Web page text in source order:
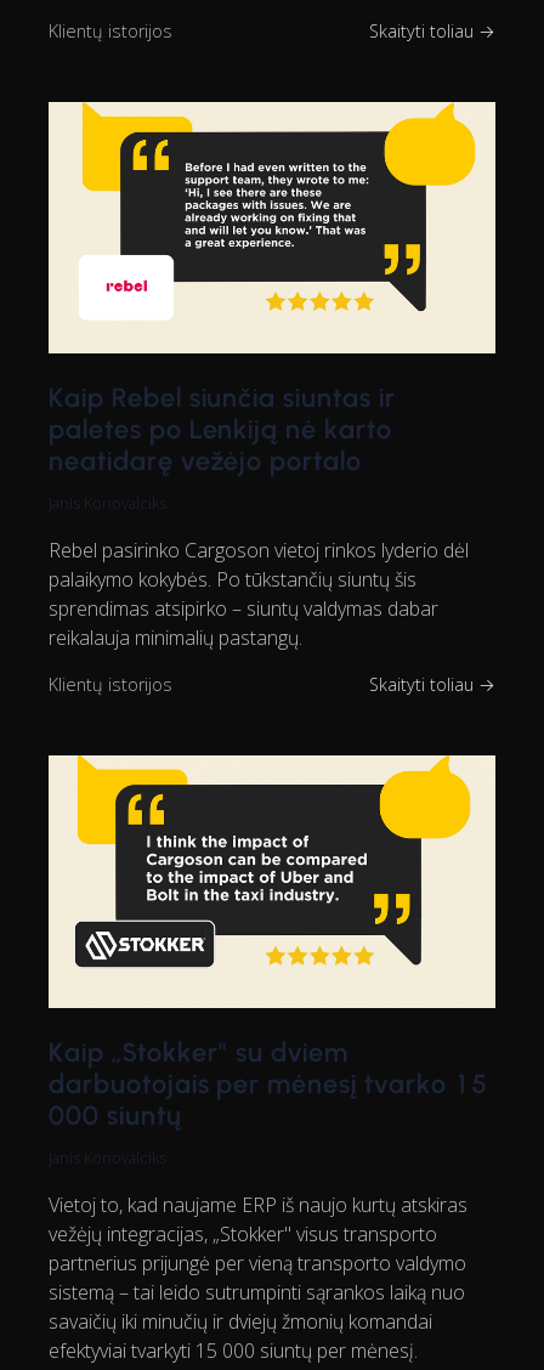
Klientų istorijos Skaityti toliau →
Kaip Rebel siunčia siuntas ir
paletes po Lenkiją nė karto
neatidarę vežėjo portalo
Janis Konovalciks
Rebel pasirinko Cargoson vietoj rinkos lyderio dėl
palaikymo kokybės. Po tūkstančių siuntų šis
sprendimas atsipirko – siuntų valdymas dabar
reikalauja minimalių pastangų.
Klientų istorijos Skaityti toliau →
Kaip „Stokker" su dviem
darbuotojais per mėnesį tvarko 15
000 siuntų
Janis Konovalciks
Vietoj to, kad naujame ERP iš naujo kurtų atskiras
vežėjų integracijas, „Stokker" visus transporto
partnerius prijungė per vieną transporto valdymo
sistemą – tai leido sutrumpinti sąrankos laiką nuo
savaičių iki minučių ir dviejų žmonių komandai
efektyviai tvarkyti 15 000 siuntų per mėnesį.